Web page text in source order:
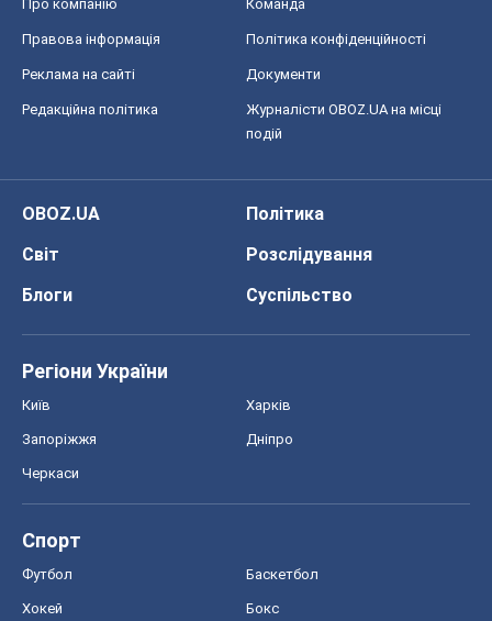
Про компанію Команда
Правова інформація Політика конфіденційності
Реклама на сайті Документи
Редакційна політика
Журналісти OBOZ.UA на місці
подій
OBOZ.UA
Політика
Світ
Розслідування
Блоги
Суспільство
Регіони України
Київ Харків
Запоріжжя Дніпро
Черкаси
Спорт
Футбол Баскетбол
Хокей Бокс